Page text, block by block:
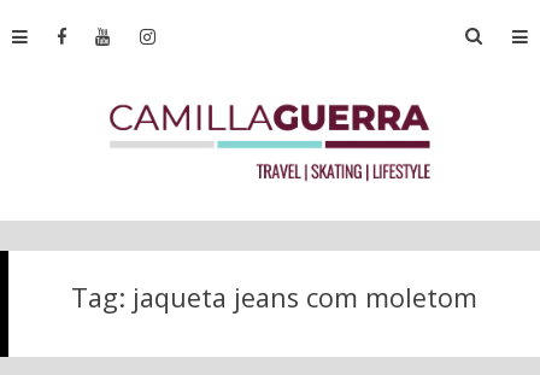
Tag: jaqueta jeans com moletom